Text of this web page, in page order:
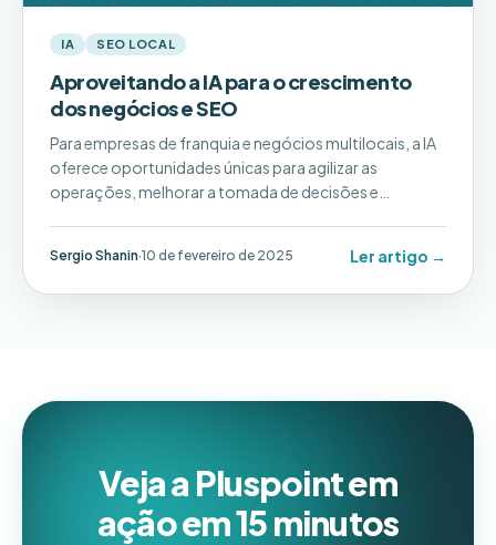
IA SEO LOCAL
Aproveitando a IA para o crescimento
dos negócios e SEO
Para empresas de franquia e negócios multilocais, a IA
oferece oportunidades únicas para agilizar as
operações, melhorar a tomada de decisões e
Sergio Shanin·10 de fevereiro de 2025 Ler artigo →
Veja a Pluspoint em
ação em 15 minutos